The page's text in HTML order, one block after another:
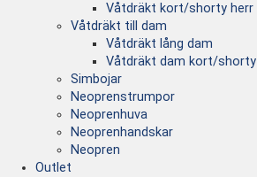
Våtdräkt kort/shorty herr
Våtdräkt till dam
Våtdräkt lång dam
Våtdräkt dam kort/shorty
Simbojar
Neoprenstrumpor
Neoprenhuva
Neoprenhandskar
Neopren
Outlet